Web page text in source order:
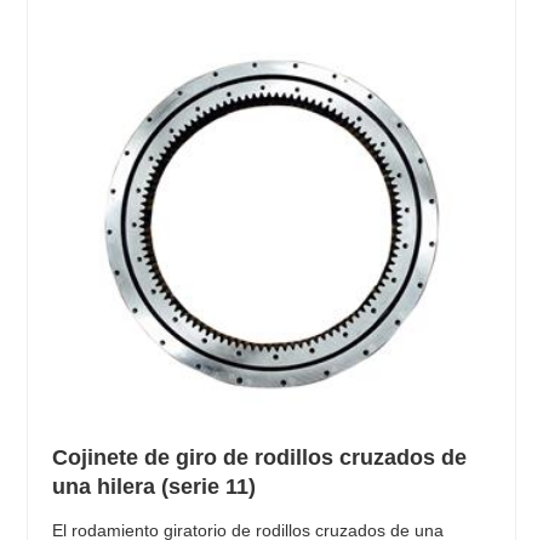
Cojinete de giro de rodillos cruzados de
una hilera (serie 11)
El rodamiento giratorio de rodillos cruzados de una